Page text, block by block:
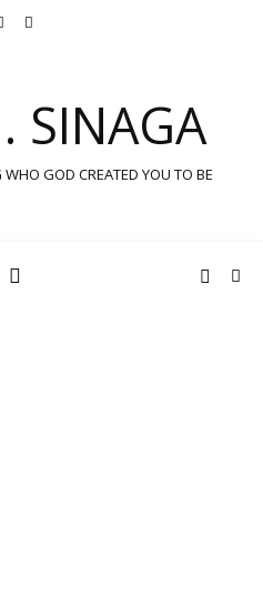
SINAGA
GOD CREATED YOU TO BE